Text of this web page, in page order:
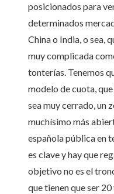
posicionados para
determinados
China o India, o sea,
muy complicada
tonterías. Tenemos
modelo de cuota,
sea muy cerrado, un
muchísimo más
española pública en
es clave y hay que
objetivo no es el
que tienen que ser